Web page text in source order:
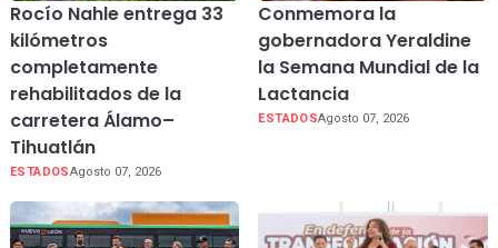
Rocío Nahle entrega 33
kilómetros
completamente
rehabilitados de la
carretera Álamo–
Tihuatlán
ESTADOSAgosto 07, 2026
Conmemora la
gobernadora Yeraldine
la Semana Mundial de la
Lactancia
ESTADOSAgosto 07, 2026